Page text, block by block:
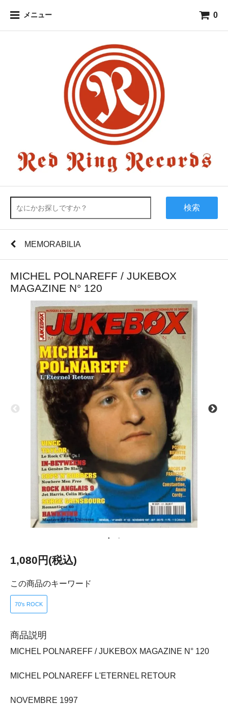
メニュー 0
検索
MEMORABILIA
MICHEL POLNAREFF / JUKEBOX
MAGAZINE N° 120
1,080円(税込)
この商品のキーワード
70's ROCK
商品説明
MICHEL POLNAREFF / JUKEBOX MAGAZINE N° 120
MICHEL POLNAREFF L'ETERNEL RETOUR
NOVEMBRE 1997